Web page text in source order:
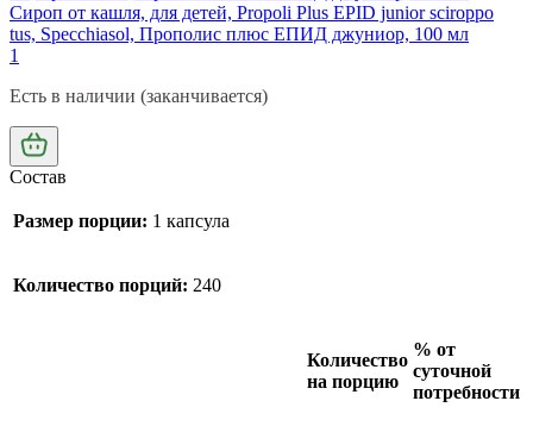
Сироп от кашля, для детей, Propoli Plus EPID junior sciroppo
tus, Specchiasol, Прополис плюс ЕПИД джуниор, 100 мл
1
Есть в наличии (заканчивается)
Состав
Размер порции: 1 капсула
Количество порций: 240
Количество
на порцию
% от
суточной
потребности